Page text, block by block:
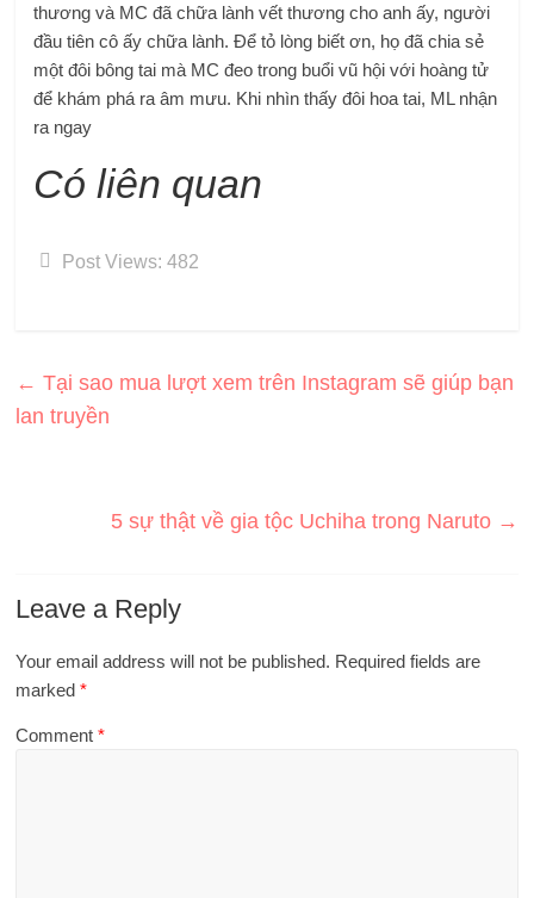
thương và MC đã chữa lành vết thương cho anh ấy, người
đầu tiên cô ấy chữa lành. Để tỏ lòng biết ơn, họ đã chia sẻ
một đôi bông tai mà MC đeo trong buổi vũ hội với hoàng tử
để khám phá ra âm mưu. Khi nhìn thấy đôi hoa tai, ML nhận
ra ngay
Có liên quan
Post Views: 482
← Tại sao mua lượt xem trên Instagram sẽ giúp bạn
lan truyền
5 sự thật về gia tộc Uchiha trong Naruto →
Leave a Reply
Your email address will not be published. Required fields are
marked*
Comment*